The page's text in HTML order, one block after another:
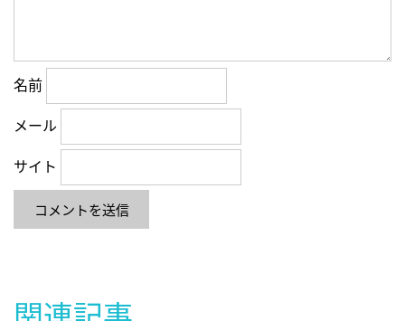
名前
メール
サイト